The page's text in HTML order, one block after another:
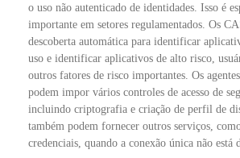
o uso não autenticado de identidades. Isso é
importante em setores regulamentados. Os
descoberta automática para identificar
uso e identificar aplicativos de alto risco,
outros fatores de risco importantes. Os
podem impor vários controles de acesso de
incluindo criptografia e criação de perfil de
também podem fornecer outros serviços,
credenciais, quando a conexão única não está